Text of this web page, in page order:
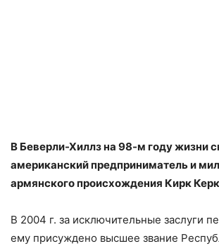
В Беверли-Хиллз на 98-м году жизни
американский предприниматель и
армянского происхождения Кирк
В 2004 г. за исключительные заслуги
ему присуждено высшее звание